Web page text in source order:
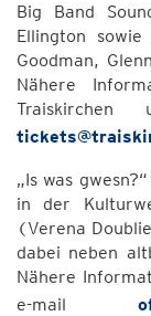
Big Band
Ellington
Goodman,
Nähere
„Is was
in der
(Verena
dabei neben
Nähere
e-mail